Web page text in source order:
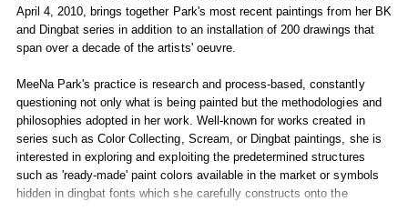
April 4, 2010, brings together Park's most recent paintings from her BK
and Dingbat series in addition to an installation of 200 drawings that
span over a decade of the artists' oeuvre.
MeeNa Park's practice is research and process-based, constantly
questioning not only what is being painted but the methodologies and
philosophies adopted in her work. Well-known for works created in
series such as Color Collecting, Scream, or Dingbat paintings, she is
interested in exploring and exploiting the predetermined structures
such as 'ready-made' paint colors available in the market or symbols
hidden in dingbat fonts which she carefully constructs onto the